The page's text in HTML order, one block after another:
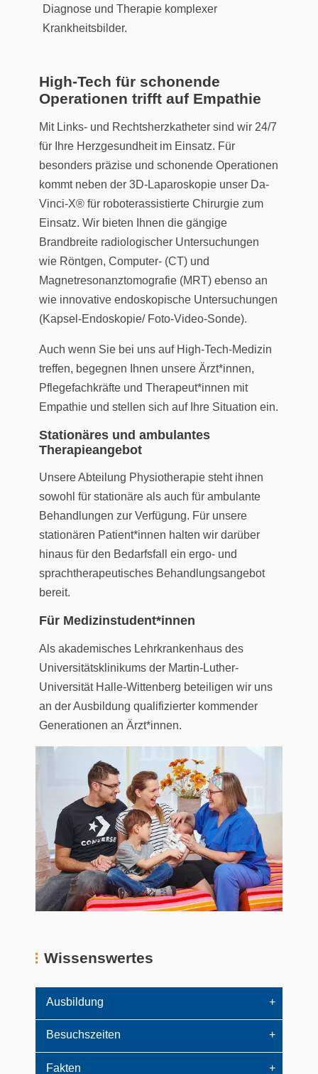
Diagnose und Therapie komplexer
Krankheitsbilder.
High-Tech für schonende
Operationen trifft auf Empathie
Mit Links- und Rechtsherzkatheter sind wir 24/7
für Ihre Herzgesundheit im Einsatz. Für
besonders präzise und schonende Operationen
kommt neben der 3D-Laparoskopie unser Da-
Vinci-X® für roboterassistierte Chirurgie zum
Einsatz. Wir bieten Ihnen die gängige
Brandbreite radiologischer Untersuchungen
wie Röntgen, Computer- (CT) und
Magnetresonanztomografie (MRT) ebenso an
wie innovative endoskopische Untersuchungen
(Kapsel-Endoskopie/ Foto-Video-Sonde).
Auch wenn Sie bei uns auf High-Tech-Medizin
treffen, begegnen Ihnen unsere Ärzt*innen,
Pflegefachkräfte und Therapeut*innen mit
Empathie und stellen sich auf Ihre Situation ein.
Stationäres und ambulantes
Therapieangebot
Unsere Abteilung Physiotherapie steht ihnen
sowohl für stationäre als auch für ambulante
Behandlungen zur Verfügung. Für unsere
stationären Patient*innen halten wir darüber
hinaus für den Bedarfsfall ein ergo- und
sprachtherapeutisches Behandlungsangebot
bereit.
Für Medizinstudent*innen
Als akademisches Lehrkrankenhaus des
Universitätsklinikums der Martin-Luther-
Universität Halle-Wittenberg beteiligen wir uns
an der Ausbildung qualifizierter kommender
Generationen an Ärzt*innen.
Wissenswertes
Ausbildung
Besuchszeiten
Fakten